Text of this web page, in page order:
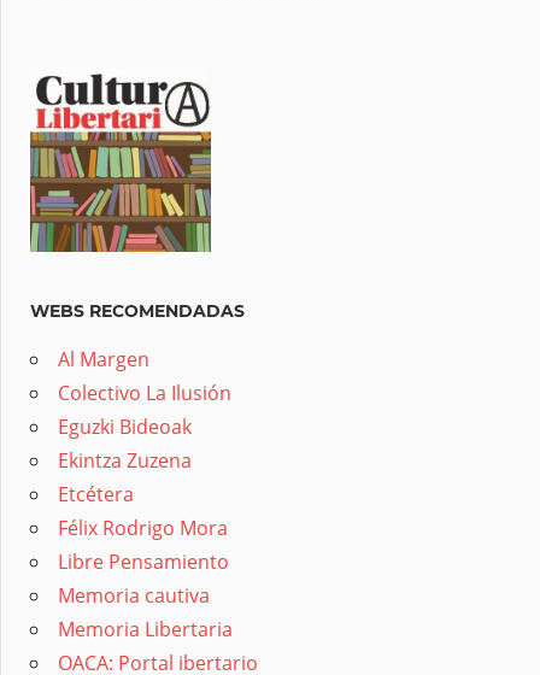
WEBS RECOMENDADAS
Al Margen
Colectivo La Ilusión
Eguzki Bideoak
Ekintza Zuzena
Etcétera
Félix Rodrigo Mora
Libre Pensamiento
Memoria cautiva
Memoria Libertaria
OACA: Portal ibertario